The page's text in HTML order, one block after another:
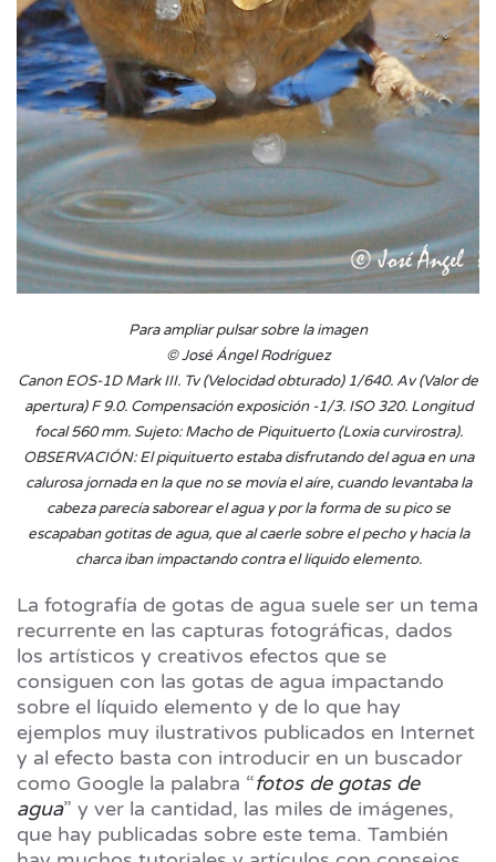
Para ampliar pulsar sobre la imagen
© José Ángel Rodríguez
Canon EOS-1D Mark III. Tv (Velocidad obturado) 1/640. Av (Valor de
apertura) F 9.0. Compensación exposición -1/3. ISO 320. Longitud
focal 560 mm. Sujeto: Macho de Piquituerto (Loxia curvirostra).
OBSERVACIÓN: El piquituerto estaba disfrutando del agua en una
calurosa jornada en la que no se movía el aíre, cuando levantaba la
cabeza parecía saborear el agua y por la forma de su pico se
escapaban gotitas de agua, que al caerle sobre el pecho y hacia la
charca iban impactando contra el líquido elemento.
La fotografía de gotas de agua suele ser un tema
recurrente en las capturas fotográficas, dados
los artísticos y creativos efectos que se
consiguen con las gotas de agua impactando
sobre el líquido elemento y de lo que hay
ejemplos muy ilustrativos publicados en Internet
y al efecto basta con introducir en un buscador
como Google la palabra “fotos de gotas de
agua” y ver la cantidad, las miles de imágenes,
que hay publicadas sobre este tema. También